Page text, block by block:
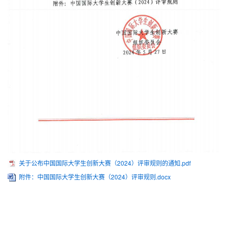
关于公布中国国际大学生创新大赛（2024）评审规则的通知.pdf
附件：中国国际大学生创新大赛（2024）评审规则.docx